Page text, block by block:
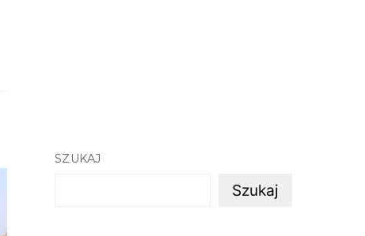
SZUKAJ
Szukaj